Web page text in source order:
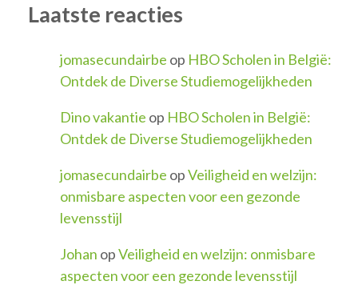
Laatste reacties
jomasecundairbe op HBO Scholen in België:
Ontdek de Diverse Studiemogelijkheden
Dino vakantie op HBO Scholen in België:
Ontdek de Diverse Studiemogelijkheden
jomasecundairbe opVeiligheid en welzijn:
onmisbare aspecten voor een gezonde
levensstijl
Johan opVeiligheid en welzijn: onmisbare
aspecten voor een gezonde levensstijl